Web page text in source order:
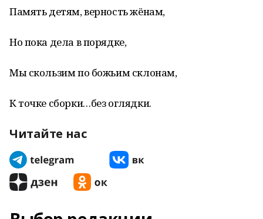
Память детям, верность жёнам,
Но пока дела в порядке,
Мы скользим по божьим склонам,
К точке сборки…без оглядки.
Читайте нас